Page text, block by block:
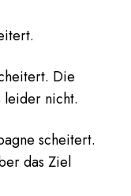
Die
nicht.
scheitert.
das Ziel